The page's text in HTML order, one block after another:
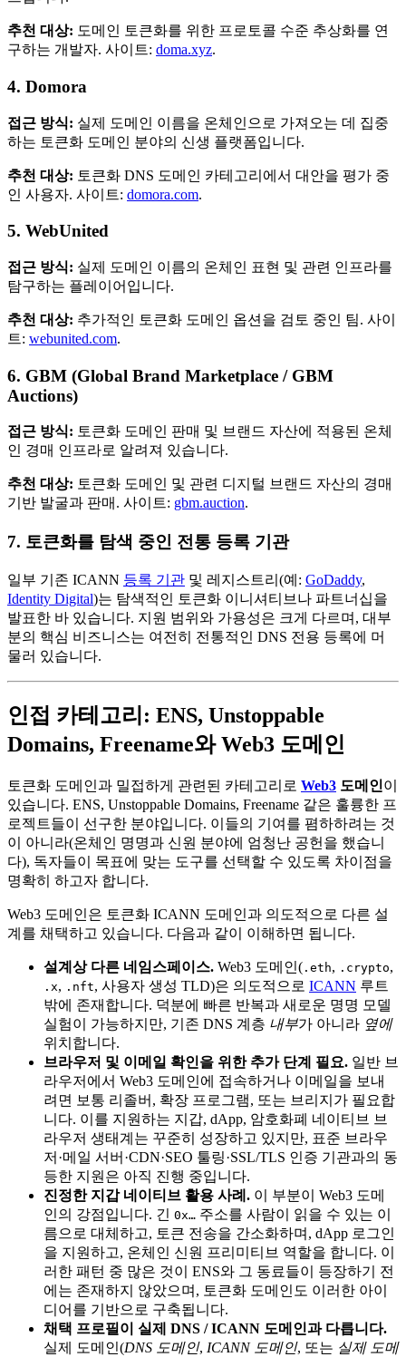
추천 대상: 도메인 토큰화를 위한 프로토콜 수준 추상화를 연
구하는 개발자. 사이트: doma.xyz.
4. Domora
접근 방식: 실제 도메인 이름을 온체인으로 가져오는 데 집중
하는 토큰화 도메인 분야의 신생 플랫폼입니다.
추천 대상: 토큰화 DNS 도메인 카테고리에서 대안을 평가 중
인 사용자. 사이트: domora.com.
5. WebUnited
접근 방식: 실제 도메인 이름의 온체인 표현 및 관련 인프라를
탐구하는 플레이어입니다.
추천 대상: 추가적인 토큰화 도메인 옵션을 검토 중인 팀. 사이
트: webunited.com.
6. GBM (Global Brand Marketplace / GBM
Auctions)
접근 방식: 토큰화 도메인 판매 및 브랜드 자산에 적용된 온체
인 경매 인프라로 알려져 있습니다.
추천 대상: 토큰화 도메인 및 관련 디지털 브랜드 자산의 경매
기반 발굴과 판매. 사이트: gbm.auction.
7. 토큰화를 탐색 중인 전통 등록 기관
일부 기존 ICANN 등록 기관 및 레지스트리(예: GoDaddy,
Identity Digital)는 탐색적인 토큰화 이니셔티브나 파트너십을
발표한 바 있습니다. 지원 범위와 가용성은 크게 다르며, 대부
분의 핵심 비즈니스는 여전히 전통적인 DNS 전용 등록에 머
물러 있습니다.
인접 카테고리: ENS, Unstoppable
Domains, Freename와 Web3 도메인
토큰화 도메인과 밀접하게 관련된 카테고리로 Web3 도메인이
있습니다. ENS, Unstoppable Domains, Freename 같은 훌륭한 프
로젝트들이 선구한 분야입니다. 이들의 기여를 폄하하려는 것
이 아니라(온체인 명명과 신원 분야에 엄청난 공헌을 했습니
다), 독자들이 목표에 맞는 도구를 선택할 수 있도록 차이점을
명확히 하고자 합니다.
Web3 도메인은 토큰화 ICANN 도메인과 의도적으로 다른 설
계를 채택하고 있습니다. 다음과 같이 이해하면 됩니다.
설계상 다른 네임스페이스. Web3 도메인( .eth, .crypto,
.x, .nft, 사용자 생성 TLD)은 의도적으로 ICANN 루트
밖에 존재합니다. 덕분에 빠른 반복과 새로운 명명 모델
실험이 가능하지만, 기존 DNS 계층 내부가 아니라 옆에
위치합니다.
브라우저 및 이메일 확인을 위한 추가 단계 필요. 일반 브
라우저에서 Web3 도메인에 접속하거나 이메일을 보내
려면 보통 리졸버, 확장 프로그램, 또는 브리지가 필요합
니다. 이를 지원하는 지갑, dApp, 암호화폐 네이티브 브
라우저 생태계는 꾸준히 성장하고 있지만, 표준 브라우
저·메일 서버·CDN·SEO 툴링·SSL/TLS 인증 기관과의 동
등한 지원은 아직 진행 중입니다.
진정한 지갑 네이티브 활용 사례. 이 부분이 Web3 도메
인의 강점입니다. 긴 0x… 주소를 사람이 읽을 수 있는 이
름으로 대체하고, 토큰 전송을 간소화하며, dApp 로그인
을 지원하고, 온체인 신원 프리미티브 역할을 합니다. 이
러한 패턴 중 많은 것이 ENS와 그 동료들이 등장하기 전
에는 존재하지 않았으며, 토큰화 도메인도 이러한 아이
디어를 기반으로 구축됩니다.
채택 프로필이 실제 DNS / ICANN 도메인과 다릅니다.
실제 도메인(DNS 도메인, ICANN 도메인, 또는 실제 도메